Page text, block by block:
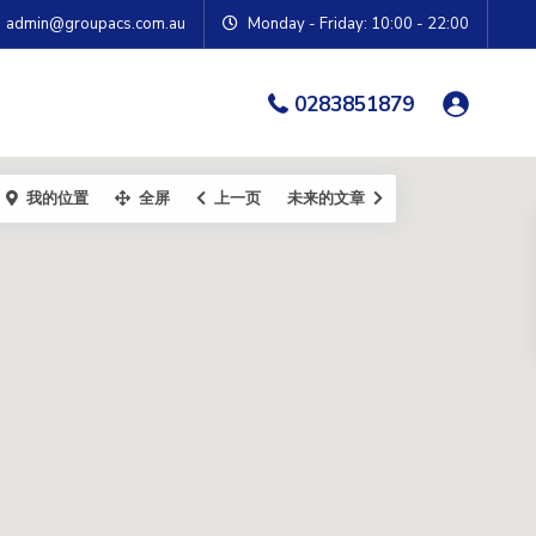
admin@groupacs.com.au Monday - Friday: 10:00 - 22:00
0283851879
我的位置 全屏 上一页 未来的文章